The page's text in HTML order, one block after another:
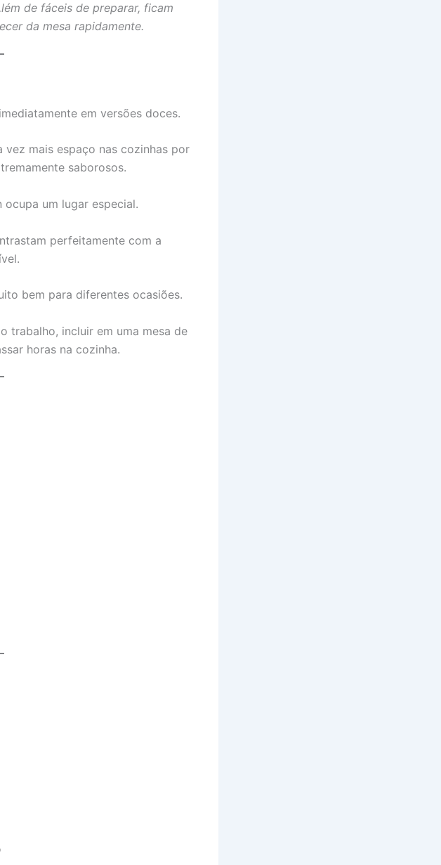
de fáceis de preparar, ficam
da mesa rapidamente.
em versões doces.
mais espaço nas cozinhas por
saborosos.
um lugar especial.
perfeitamente com a
bem para diferentes ocasiões.
trabalho, incluir em uma mesa de
horas na cozinha.